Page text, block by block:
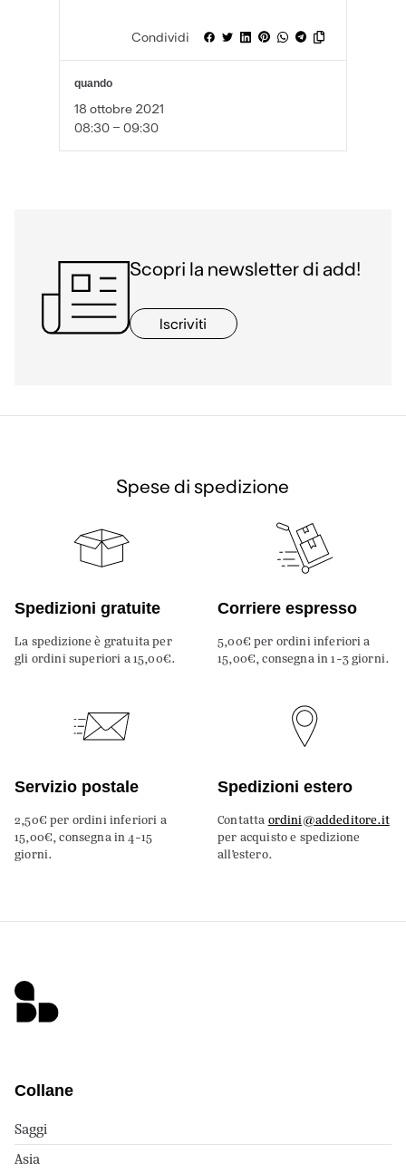
Condividi
quando
18 ottobre 2021
08:30 - 09:30
Scopri la newsletter di add!
Iscriviti
Spese di spedizione
Spedizioni gratuite
La spedizione è gratuita per
gli ordini superiori a 15,00€.
Corriere espresso
5,00€ per ordini inferiori a
15,00€, consegna in 1-3 giorni.
Servizio postale
2,50€ per ordini inferiori a
15,00€, consegna in 4-15
giorni.
Spedizioni estero
Contatta ordini@addeditore.it
per acquisto e spedizione
all’estero.
Collane
Saggi
Asia